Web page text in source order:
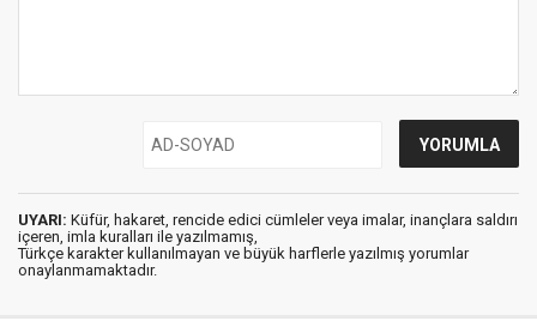
UYARI: Küfür, hakaret, rencide edici cümleler veya imalar, inançlara saldırı
içeren, imla kuralları ile yazılmamış,
Türkçe karakter kullanılmayan ve büyük harflerle yazılmış yorumlar
onaylanmamaktadır.